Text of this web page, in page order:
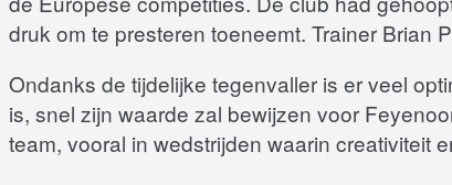
druk om te presteren toeneemt. Trainer Brian
Ondanks de tijdelijke tegenvaller is er veel
is, snel zijn waarde zal bewijzen voor
team, vooral in wedstrijden waarin creativiteit